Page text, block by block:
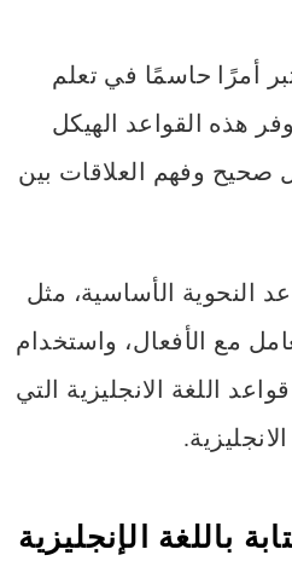
أمرًا حاسمًا في تعلم
هذه القواعد الهيكل
صحيح وفهم العلاقات بين
النحوية الأساسية، مثل
مع الأفعال، واستخدام
اللغة الانجليزية التي
باللغة الإنجليزية